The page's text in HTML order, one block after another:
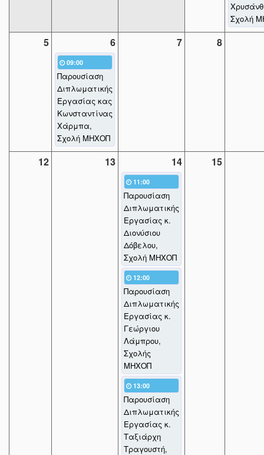
Σχολή
5 6 7 8
09:00
Παρουσίαση
Διπλωματικής
Εργασίας κας
Κωνσταντίνας
Χάρμπα,
Σχολή ΜΗΧΟΠ
12 13 14 15
11:00
Παρουσίαση
Διπλωματικής
Εργασίας κ.
Διονύσιου
Δόβελου,
Σχολή ΜΗΧΟΠ
12:00
Παρουσίαση
Διπλωματικής
Εργασίας κ.
Γεώργιου
Λάμπρου,
Σχολής
ΜΗΧΟΠ
13:00
Παρουσίαση
Διπλωματικής
Εργασίας κ.
Ταξιάρχη
Τραγουστή,